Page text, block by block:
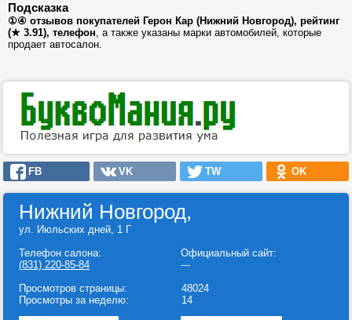
Подсказка
①④ отзывов покупателей Герон Кар (Нижний Новгород), рейтинг
(★ 3.91), телефон, а также указаны марки автомобилей, которые
продает автосалон.
FB VK TW OK
Нижний Новгород,
ул. Июльских дней, 1 Г
Телефон салона:
(831) 220-85-84
Официальный сайт:
---
Просмотров страницы:
Просмотры за неделю:
48024
14